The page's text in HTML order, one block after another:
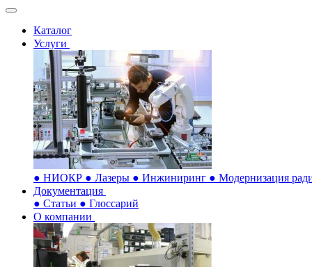
Каталог
Услуги
● НИОКР ● Лазеры ● Инжиниринг ● Модернизация
Документация
● Статьи ● Глоссарий
О компании